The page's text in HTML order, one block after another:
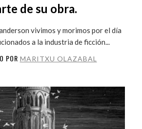
de su obra.
vivimos y morimos por el día
a la industria de ficción...
POR MARITXU OLAZABAL